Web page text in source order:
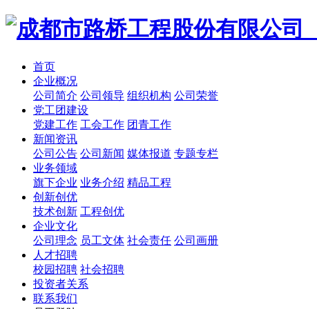
首页
企业概况
公司简介 公司领导 组织机构 公司荣誉
党工团建设
党建工作 工会工作 团青工作
新闻资讯
公司公告 公司新闻 媒体报道 专题专栏
业务领域
旗下企业 业务介绍 精品工程
创新创优
技术创新 工程创优
企业文化
公司理念 员工文体 社会责任 公司画册
人才招聘
校园招聘 社会招聘
投资者关系
联系我们